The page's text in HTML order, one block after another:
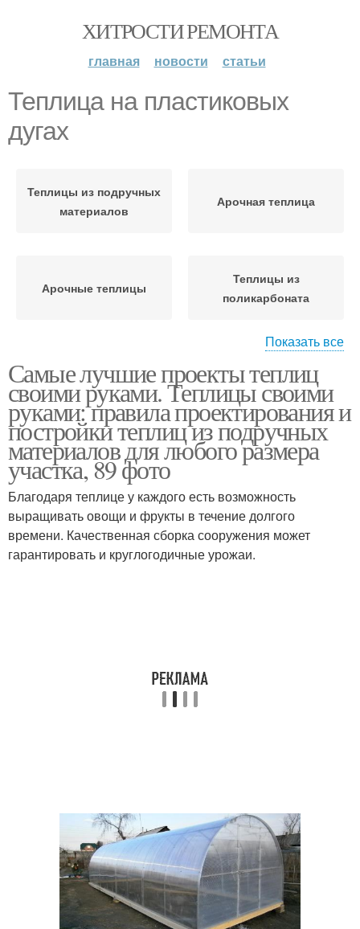
ХИТРОСТИ РЕМОНТА
главная новости статьи
Теплица на пластиковых
дугах
Теплицы из подручных
материалов
Арочная теплица
Арочные теплицы
Теплицы из
поликарбоната
Теплицы с размерами
профильной трубы
Теплица на деревянном
каркасе
Теплица из старых
Теплица из профтрубы Теплицы из профиля
Руки из пластиковых
труб
Пластиковая
конструкция
Показать все
Самые лучшие проекты теплиц
своими руками. Теплицы своими
руками: правила проектирования и
постройки теплиц из подручных
материалов для любого размера
участка, 89 фото
Благодаря теплице у каждого есть возможность
выращивать овощи и фрукты в течение долгого
времени. Качественная сборка сооружения может
гарантировать и круглогодичные урожаи.